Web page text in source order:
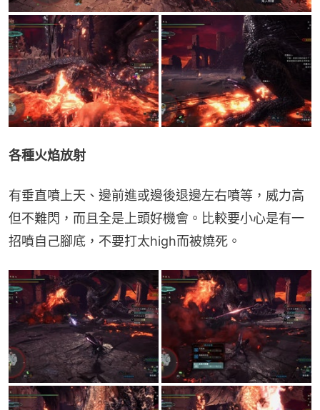
各種火焰放射
有垂直噴上天、邊前進或邊後退邊左右噴等，威力高
但不難閃，而且全是上頭好機會。比較要小心是有一
招噴自己腳底，不要打太high而被燒死。